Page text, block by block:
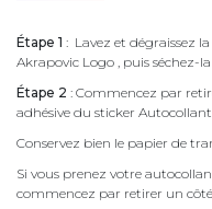
Étape 1 : Lavez et dégraissez
Akrapovic Logo , puis séchez-la
Étape 2 : Commencez par
adhésive du sticker
Conservez bien le papier de
Si vous prenez votre
commencez par retirer un